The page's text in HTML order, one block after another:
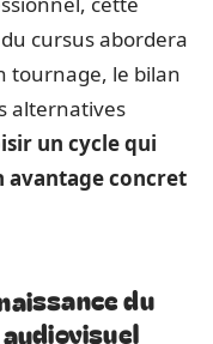
cursus abordera
tournage, le bilan
alternatives
un cycle qui
avantage concret
du